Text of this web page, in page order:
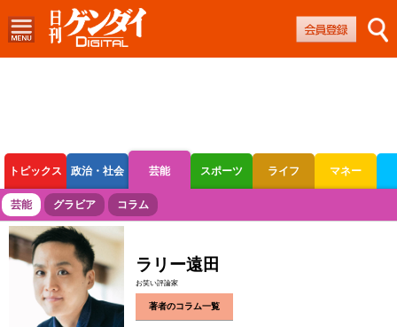
トピックス 政治・社会 芸能 スポーツ ライフ マネー
ボートレース 競輪 オートレース
芸能 グラビア コラム
ラリー遠田
お笑い評論家
著者のコラム一覧